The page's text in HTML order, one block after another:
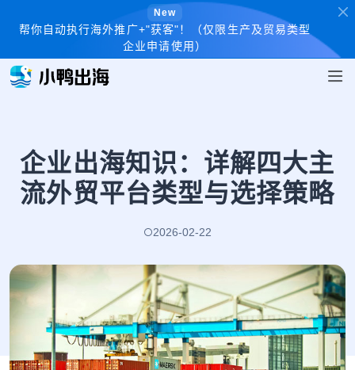
New
帮你自动执行海外推广+"获客"！（仅限生产及贸易类型
企业申请使用）
企业出海知识：详解四大主
流外贸平台类型与选择策略
2026-02-22